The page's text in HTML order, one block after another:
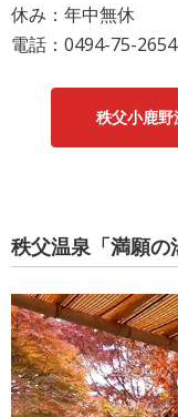
休み：年中無休
電話：0494-75-2654
秩父小鹿
秩父温泉「満願